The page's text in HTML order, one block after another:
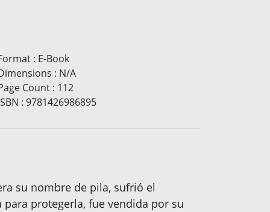
: E-Book
: N/A
Count: 112
: 9781426986895
su nombre de pila, sufrió el
protegerla, fue vendida por su